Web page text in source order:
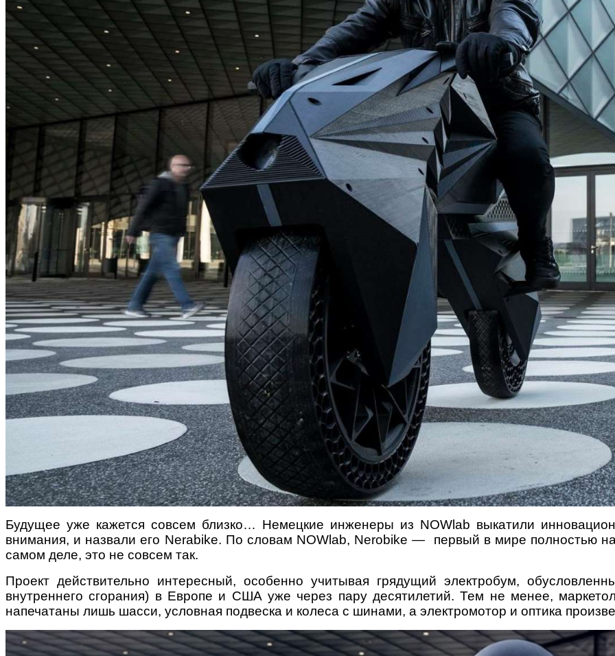
Будущее уже кажется совсем близко… Немецкие инженеры из NOWlab выкатили
внимания, и назвали его Nerabike. По словам NOWlab, Nerobike — первый в мире полностью
самом деле, это не совсем так.
Проект действительно интересный, особенно учитывая грядущий электробум,
внутреннего сгорания) в Европе и США уже через пару десятилетий. Тем не менее,
напечатаны лишь шасси, условная подвеска и колеса с шинами, а электромотор и оптика